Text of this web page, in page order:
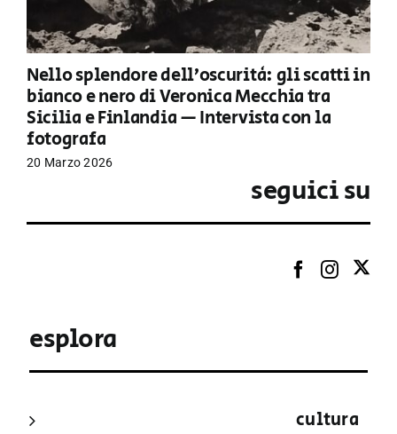
Nello splendore dell’oscurità: gli scatti in
bianco e nero di Veronica Mecchia tra
Sicilia e Finlandia — Intervista con la
fotografa
20 Marzo 2026
seguici su
esplora
cultura